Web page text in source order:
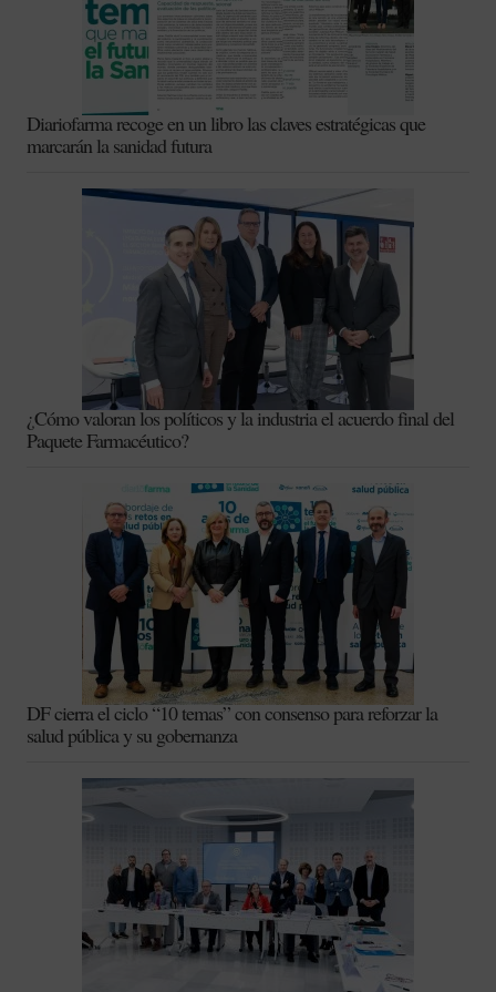
Diariofarma recoge en un libro las claves estratégicas que
marcarán la sanidad futura
¿Cómo valoran los políticos y la industria el acuerdo final del
Paquete Farmacéutico?
DF cierra el ciclo “10 temas” con consenso para reforzar la
salud pública y su gobernanza